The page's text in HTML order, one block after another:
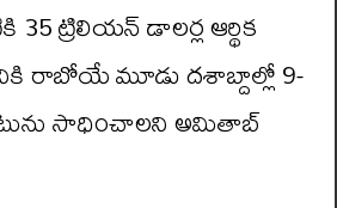
ట్రిలియన్ డాలర్ల ఆర్థిక
రాబోయే మూడు దశాబ్దాల్లో 9-
సాధించాలని అమితాబ్